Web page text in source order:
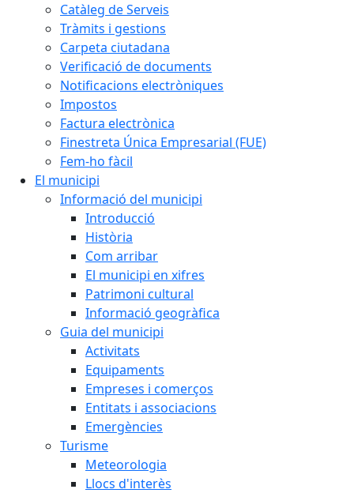
Catàleg de Serveis
Tràmits i gestions
Carpeta ciutadana
Verificació de documents
Notificacions electròniques
Impostos
Factura electrònica
Finestreta Única Empresarial (FUE)
Fem-ho fàcil
El municipi
Informació del municipi
Introducció
Història
Com arribar
El municipi en xifres
Patrimoni cultural
Informació geogràfica
Guia del municipi
Activitats
Equipaments
Empreses i comerços
Entitats i associacions
Emergències
Turisme
Meteorologia
Llocs d'interès